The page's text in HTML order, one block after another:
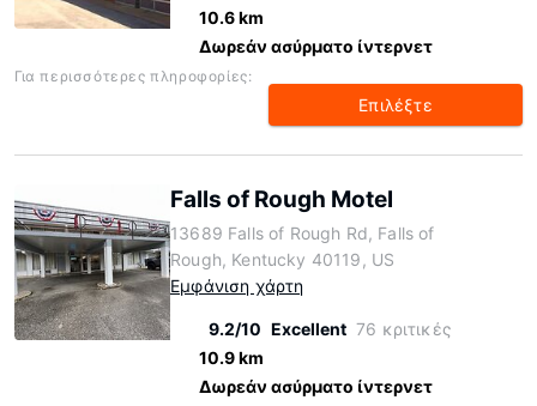
10.6 km
Δωρεάν ασύρματο ίντερνετ
Για περισσότερες πληροφορίες:
Επιλέξτε
Falls of Rough Motel
13689 Falls of Rough Rd, Falls of
Rough, Kentucky 40119, US
Εμφάνιση χάρτη
9.2/10 Excellent 76 κριτικές
10.9 km
Δωρεάν ασύρματο ίντερνετ